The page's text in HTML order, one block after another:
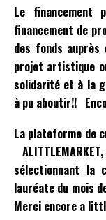
Le financement
financement de
des fonds
projet artistique
solidarité et à la
à pu aboutir!!
La plateforme de
sélectionnant la
lauréate du mois
Merci encore a